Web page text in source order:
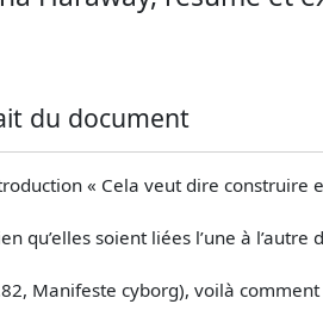
du document
« Cela veut dire construire
qu’elles soient liées l’une à
Manifeste cyborg), voilà